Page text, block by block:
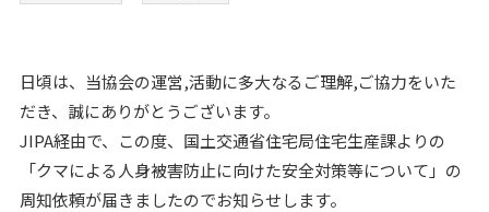
日頃は、当協会の運営,活動に多大なるご理解,ご協力をいた
だき、誠にありがとうございます。
JIPA経由で、この度、国土交通省住宅局住宅生産課よりの
「クマによる人身被害防止に向けた安全対策等について」の
周知依頼が届きましたのでお知らせします。